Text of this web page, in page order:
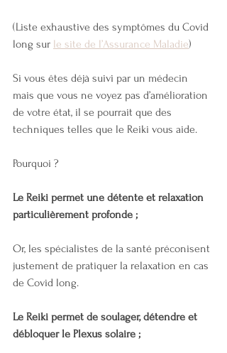
(Liste exhaustive des symptômes du Covid
long sur le site de l’Assurance Maladie)
Si vous êtes déjà suivi par un médecin
mais que vous ne voyez pas d’amélioration
de votre état, il se pourrait que des
techniques telles que le Reiki vous aide.
Pourquoi ?
Le Reiki permet une détente et relaxation
particulièrement profonde ;
Or, les spécialistes de la santé préconisent
justement de pratiquer la relaxation en cas
de Covid long.
Le Reiki permet de soulager, détendre et
débloquer le Plexus solaire ;